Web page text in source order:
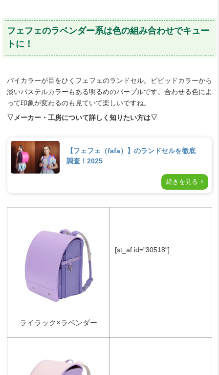
フェフェのラベンダー系は色の組み合わせでキュー
トに！
バイカラーが目をひくフェフェのランドセル。ビビッドカラーから
淡いパステルカラーもある明るめのパープルです。合わせる色によ
って印象が変わるのも見ていて楽しいですね。
▽メーカー・工房について詳しく知りたい方は▽
【フェフェ（fafa）】のランドセルを徹底
調査！2025
続きを見る
ライラック×ラベンダー
[st_af id="30518"]